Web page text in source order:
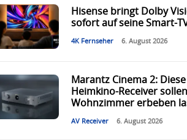
Hisense bringt Dolby
sofort auf seine Smart-
4K Fernseher 6. August 2026
Marantz Cinema 2: Diese
Heimkino-Receiver
Wohnzimmer erbeben
AV Receiver 6. August 2026